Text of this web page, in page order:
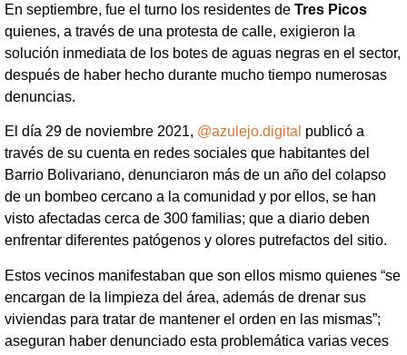
En septiembre, fue el turno los residentes de Tres Picos
quienes, a través de una protesta de calle, exigieron la
solución inmediata de los botes de aguas negras en el sector,
después de haber hecho durante mucho tiempo numerosas
denuncias.
El día 29 de noviembre 2021, @azulejo.digital publicó a
través de su cuenta en redes sociales que habitantes del
Barrio Bolivariano, denunciaron más de un año del colapso
de un bombeo cercano a la comunidad y por ellos, se han
visto afectadas cerca de 300 familias; que a diario deben
enfrentar diferentes patógenos y olores putrefactos del sitio.
Estos vecinos manifestaban que son ellos mismo quienes “se
encargan de la limpieza del área, además de drenar sus
viviendas para tratar de mantener el orden en las mismas”;
aseguran haber denunciado esta problemática varias veces